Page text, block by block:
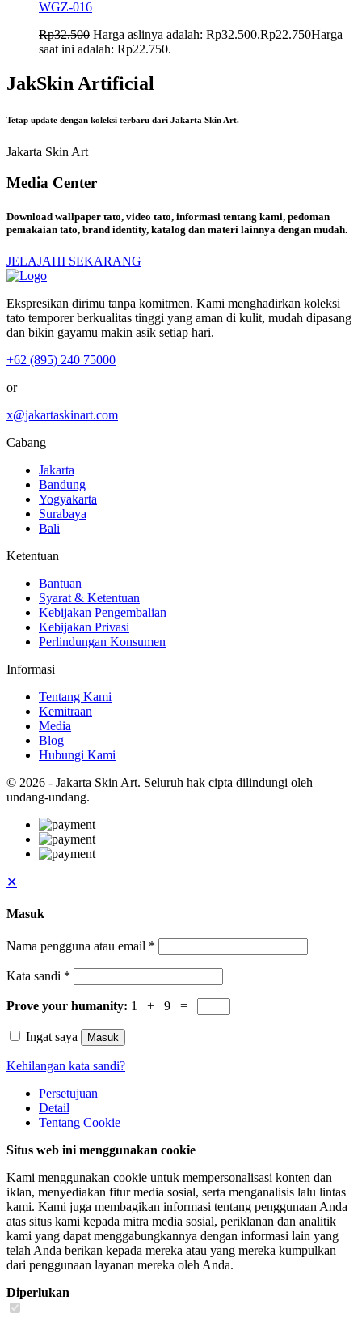
WGZ-016
Rp32.500 Harga aslinya adalah: Rp32.500.Rp22.750Harga
saat ini adalah: Rp22.750.
JakSkin Artificial
Tetap update dengan koleksi terbaru dari Jakarta Skin Art.
Jakarta Skin Art
Media Center
Download wallpaper tato, video tato, informasi tentang kami, pedoman
pemakaian tato, brand identity, katalog dan materi lainnya dengan mudah.
JELAJAHI SEKARANG
Ekspresikan dirimu tanpa komitmen. Kami menghadirkan koleksi
tato temporer berkualitas tinggi yang aman di kulit, mudah dipasang
dan bikin gayamu makin asik setiap hari.
+62 (895) 240 75000
or
x@jakartaskinart.com
Cabang
Jakarta
Bandung
Yogyakarta
Surabaya
Bali
Ketentuan
Bantuan
Syarat & Ketentuan
Kebijakan Pengembalian
Kebijakan Privasi
Perlindungan Konsumen
Informasi
Tentang Kami
Kemitraan
Media
Blog
Hubungi Kami
© 2026 - Jakarta Skin Art. Seluruh hak cipta dilindungi oleh
undang-undang.
✕
Masuk
Nama pengguna atau email *
Kata sandi *
Prove your humanity: 1 + 9 =
Ingat saya Masuk
Kehilangan kata sandi?
Persetujuan
Detail
Tentang Cookie
Situs web ini menggunakan cookie
Kami menggunakan cookie untuk mempersonalisasi konten dan
iklan, menyediakan fitur media sosial, serta menganalisis lalu lintas
kami. Kami juga membagikan informasi tentang penggunaan Anda
atas situs kami kepada mitra media sosial, periklanan dan analitik
kami yang dapat menggabungkannya dengan informasi lain yang
telah Anda berikan kepada mereka atau yang mereka kumpulkan
dari penggunaan layanan mereka oleh Anda.
Diperlukan